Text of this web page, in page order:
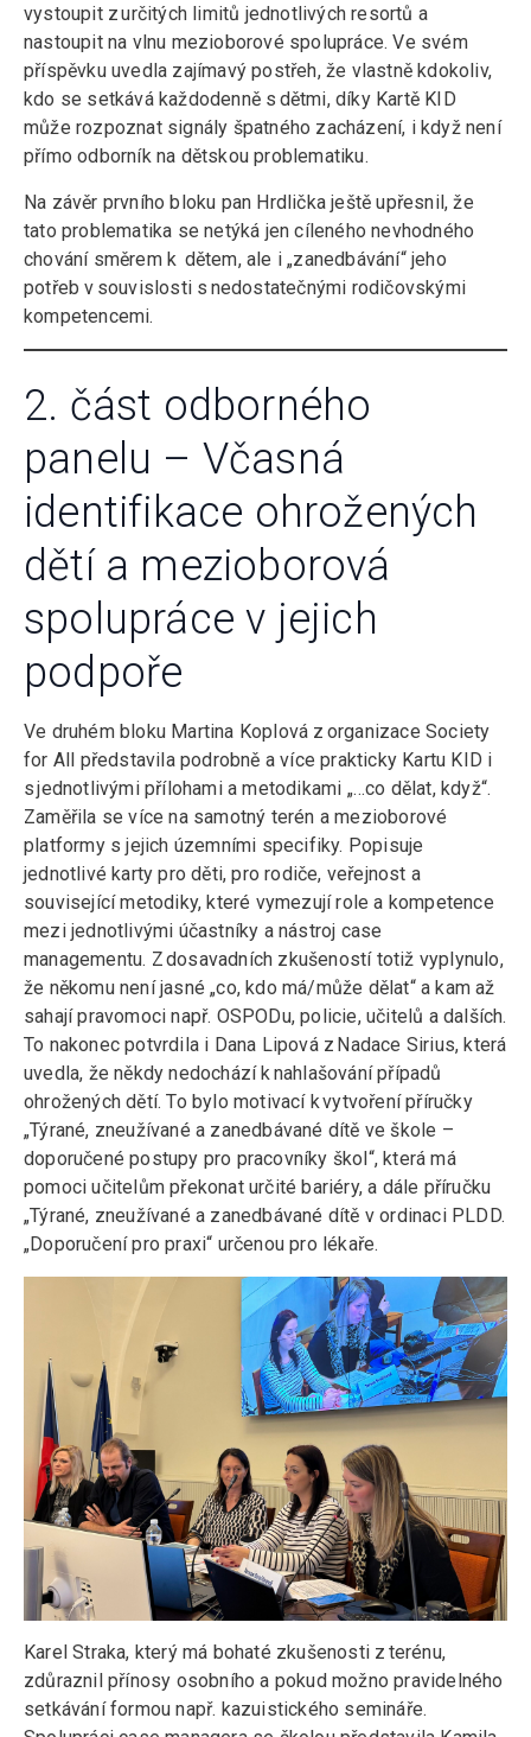
vystoupit z určitých limitů jednotlivých resortů a
nastoupit na vlnu mezioborové spolupráce. Ve svém
příspěvku uvedla zajímavý postřeh, že vlastně kdokoliv,
kdo se setkává každodenně s dětmi, díky Kartě KID
může rozpoznat signály špatného zacházení, i když není
přímo odborník na dětskou problematiku.
Na závěr prvního bloku pan Hrdlička ještě upřesnil, že
tato problematika se netýká jen cíleného nevhodného
chování směrem k dětem, ale i „zanedbávání“ jeho
potřeb v souvislosti s nedostatečnými rodičovskými
kompetencemi.
2. část odborného
panelu – Včasná
identifikace ohrožených
dětí a mezioborová
spolupráce v jejich
podpoře
Ve druhém bloku Martina Koplová z organizace Society
for All představila podrobně a více prakticky Kartu KID i
s jednotlivými přílohami a metodikami „…co dělat, když“.
Zaměřila se více na samotný terén a mezioborové
platformy s jejich územními specifiky. Popisuje
jednotlivé karty pro děti, pro rodiče, veřejnost a
související metodiky, které vymezují role a kompetence
mezi jednotlivými účastníky a nástroj case
managementu. Z dosavadních zkušeností totiž vyplynulo,
že někomu není jasné „co, kdo má/může dělat“ a kam až
sahají pravomoci např. OSPODu, policie, učitelů a dalších.
To nakonec potvrdila i Dana Lipová z Nadace Sirius, která
uvedla, že někdy nedochází k nahlašování případů
ohrožených dětí. To bylo motivací k vytvoření příručky
„Týrané, zneužívané a zanedbávané dítě ve škole –
doporučené postupy pro pracovníky škol“, která má
pomoci učitelům překonat určité bariéry, a dále příručku
„Týrané, zneužívané a zanedbávané dítě v ordinaci PLDD.
„Doporučení pro praxi“ určenou pro lékaře.
Karel Straka, který má bohaté zkušenosti z terénu,
zdůraznil přínosy osobního a pokud možno pravidelného
setkávání formou např. kazuistického semináře.